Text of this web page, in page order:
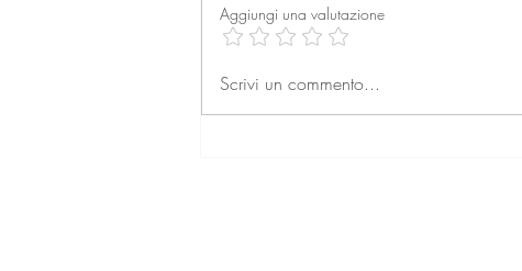
La professione dell’agente
Aggiungi una valutazione
Scrivi un commento...